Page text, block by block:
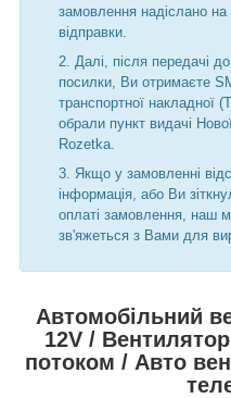
замовлення надіслано на
відправки.
Далі, після передачі
посилки, Ви отримаєте
транспортної накладної
обрали пункт видачі
Rozetka.
Якщо у замовленні
інформація, або Ви
оплаті замовлення, наш
зв'яжеться з Вами для
Автомобільний
12V /
потоком / Авто